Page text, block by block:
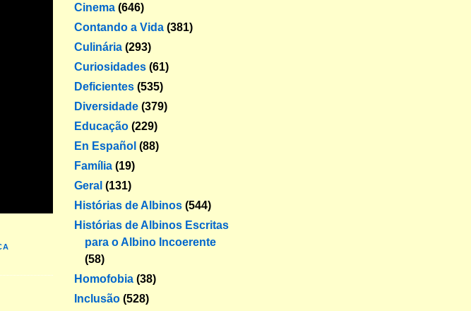
Cinema (646)
Contando a Vida (381)
Culinária (293)
Curiosidades (61)
Deficientes (535)
Diversidade (379)
Educação (229)
En Español (88)
Família (19)
Geral (131)
Histórias de Albinos (544)
Histórias de Albinos Escritas
para o Albino Incoerente
(58)
Homofobia (38)
Inclusão (528)